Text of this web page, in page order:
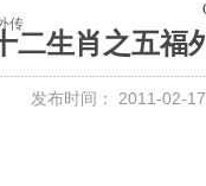
传
二生肖之五福
发布时间： 2011-02-